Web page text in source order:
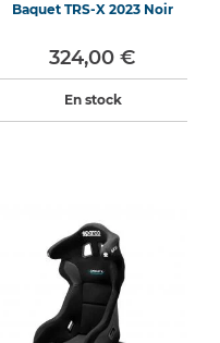
Baquet TRS-X 2023 Noir
324,00 €
En stock